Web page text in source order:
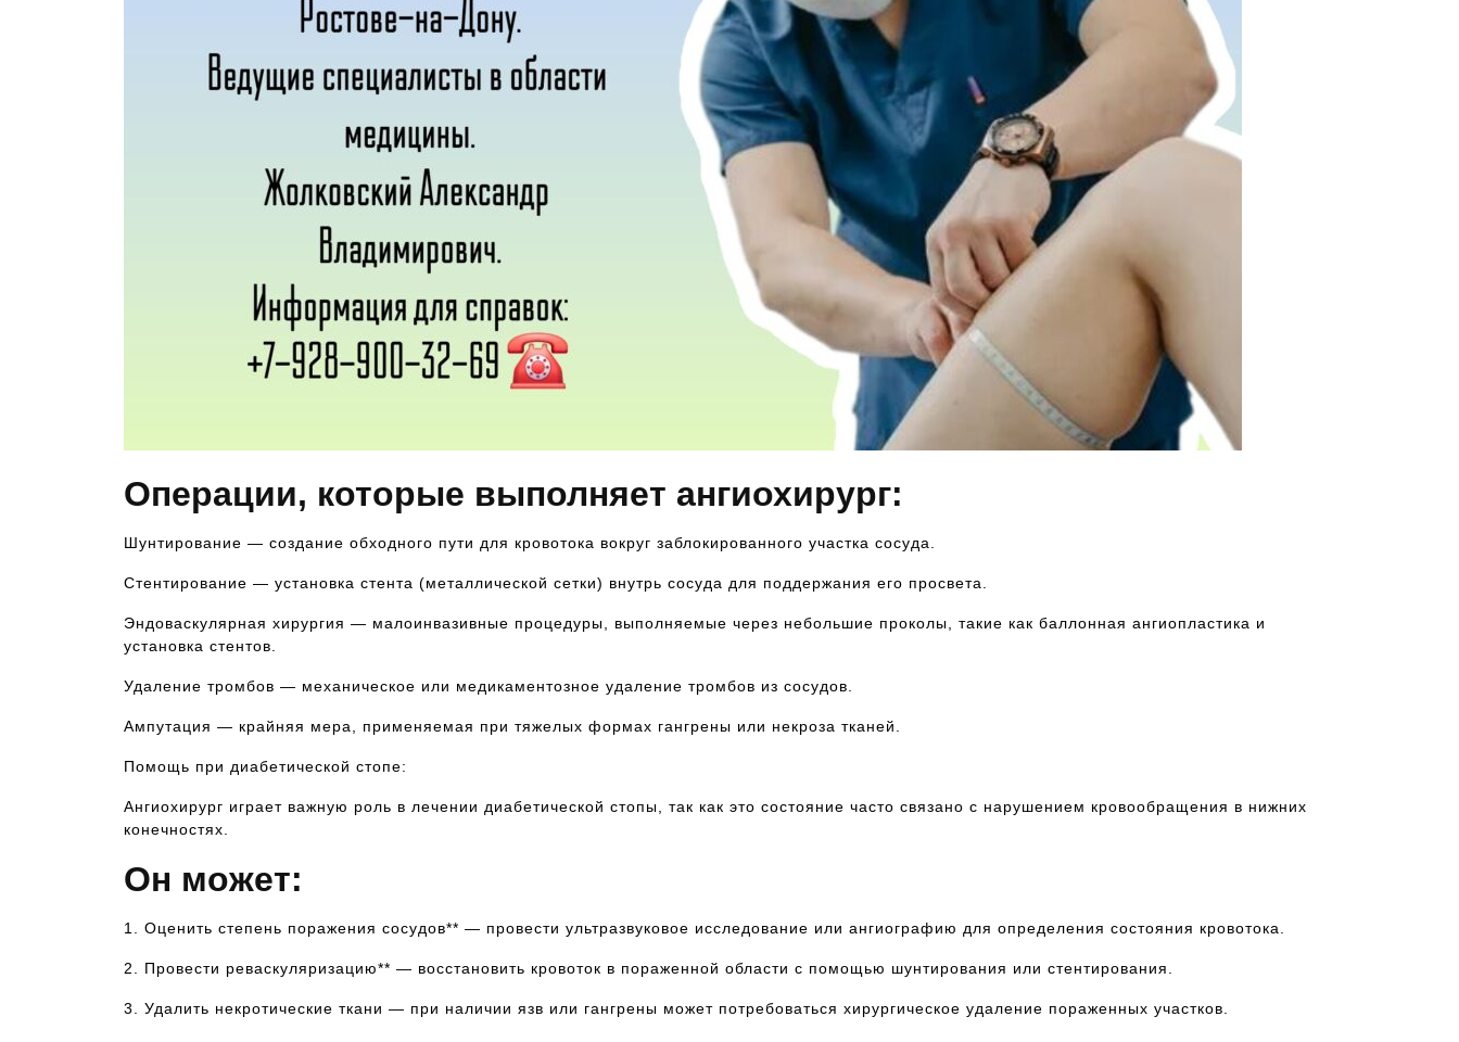
Операции, которые выполняет ангиохирург:
Шунтирование — создание обходного пути для кровотока вокруг заблокированного участка сосуда.
Стентирование — установка стента (металлической сетки) внутрь сосуда для поддержания его просвета.
Эндоваскулярная хирургия — малоинвазивные процедуры, выполняемые через небольшие проколы, такие как баллонная ангиопластика и
установка стентов.
Удаление тромбов — механическое или медикаментозное удаление тромбов из сосудов.
Ампутация — крайняя мера, применяемая при тяжелых формах гангрены или некроза тканей.
Помощь при диабетической стопе:
Ангиохирург играет важную роль в лечении диабетической стопы, так как это состояние часто связано с нарушением кровообращения в нижних
конечностях.
Он может:
1. Оценить степень поражения сосудов** — провести ультразвуковое исследование или ангиографию для определения состояния кровотока.
2. Провести реваскуляризацию** — восстановить кровоток в пораженной области с помощью шунтирования или стентирования.
3. Удалить некротические ткани — при наличии язв или гангрены может потребоваться хирургическое удаление пораженных участков.